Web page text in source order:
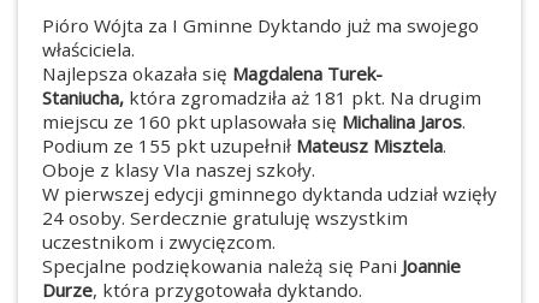
Pióro Wójta za I Gminne Dyktando już ma swojego
właściciela.
Najlepsza okazała się Magdalena Turek-
Staniucha, która zgromadziła aż 181 pkt. Na drugim
miejscu ze 160 pkt uplasowała się Michalina Jaros.
Podium ze 155 pkt uzupełnił Mateusz Misztela.
Oboje z klasy VIa naszej szkoły.
W pierwszej edycji gminnego dyktanda udział wzięły
24 osoby. Serdecznie gratuluję wszystkim
uczestnikom i zwycięzcom.
Specjalne podziękowania należą się Pani Joannie
Durze, która przygotowała dyktando.